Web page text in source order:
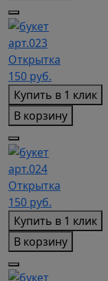
арт.023
Открытка
150 руб.
Купить в 1 клик
В корзину
арт.024
Открытка
150 руб.
Купить в 1 клик
В корзину